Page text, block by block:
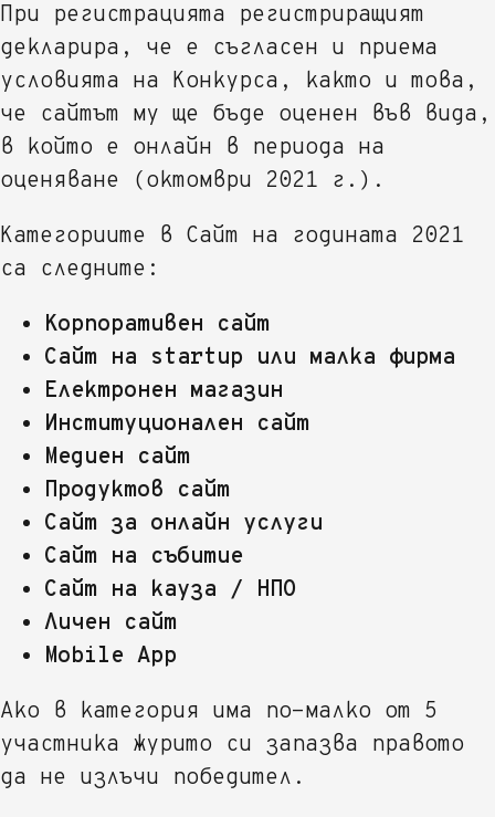
При регистрацията регистриращият
декларира, че е съгласен и приема
условията на Конкурса, както и това,
че сайтът му ще бъде оценен във вида,
в който е онлайн в периода на
оценяване (октомври 2021 г.).
Категориите в Сайт на годината 2021
са следните:
Корпоративен сайт
Сайт на startup или малка фирма
Електронен магазин
Институционален сайт
Медиен сайт
Продуктов сайт
Сайт за онлайн услуги
Сайт на събитие
Сайт на кауза / НПО
Личен сайт
Mobile App
Ако в категория има по-малко от 5
участника журито си запазва правото
да не излъчи победител.